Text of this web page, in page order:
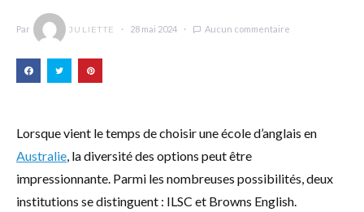
Par JULIETTE 28 mai 2024 Aucun commentaire
Lorsque vient le temps de choisir une école d’anglais en
Australie, la diversité des options peut être
impressionnante. Parmi les nombreuses possibilités, deux
institutions se distinguent : ILSC et Browns English.